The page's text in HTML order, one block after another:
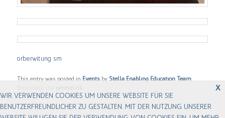
orberwitung sm
This entry was posted in Events by Stella Enabling Education Team
WIR VERWENDEN COOKIES UM UNSERE WEBSITE FÜR SIE
BENUTZERFREUNDLICHER ZU GESTALTEN. MIT DER NUTZUNG UNSERER
X